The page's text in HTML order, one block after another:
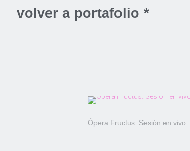
volver a portafolio *
Ópera Fructus. Sesión en vivo